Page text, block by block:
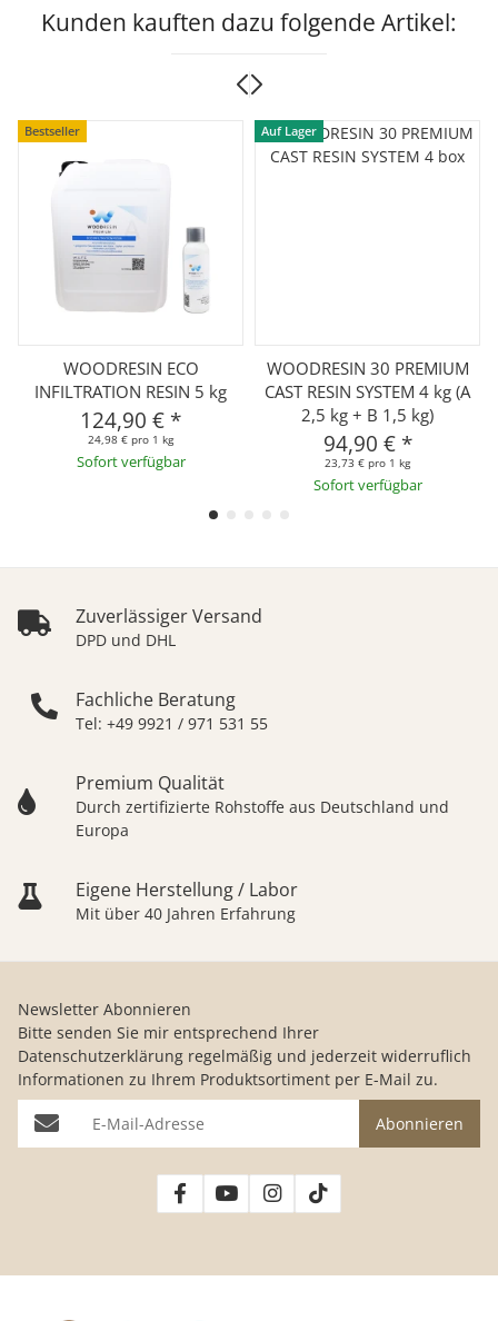
Kunden kauften dazu folgende Artikel:
Bestseller
WOODRESIN ECO
INFILTRATION RESIN 5 kg
124,90 € *
24,98 € pro 1 kg
Sofort verfügbar
Auf Lager
WOODRESIN 30 PREMIUM
CAST RESIN SYSTEM 4 kg (A
2,5 kg + B 1,5 kg)
94,90 € *
23,73 € pro 1 kg
Sofort verfügbar
Zuverlässiger Versand
DPD und DHL
Fachliche Beratung
Tel: +49 9921 / 971 531 55
Premium Qualität
Durch zertifizierte Rohstoffe aus Deutschland und
Europa
Eigene Herstellung / Labor
Mit über 40 Jahren Erfahrung
Newsletter Abonnieren
Bitte senden Sie mir entsprechend Ihrer
Datenschutzerklärung regelmäßig und jederzeit widerruflich
Informationen zu Ihrem Produktsortiment per E-Mail zu.
E-Mail-Adresse Abonnieren